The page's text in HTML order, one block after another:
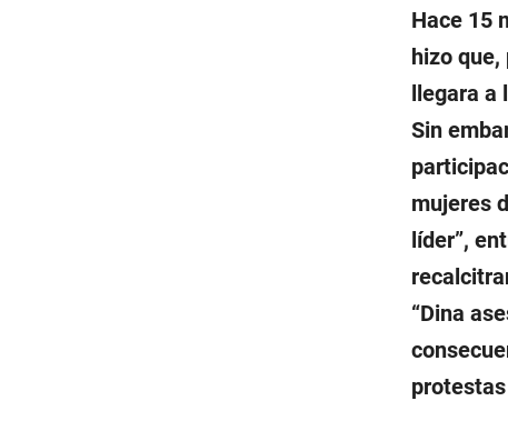
Hace 15
hizo que,
llegara a
Sin
mujeres
líder”,
“Dina